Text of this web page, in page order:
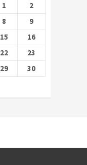
1
2
8
9
15
16
22
23
29
30